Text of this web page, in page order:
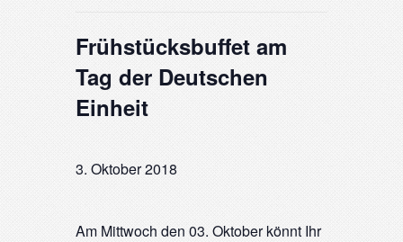
Frühstücksbuffet am
Tag der Deutschen
Einheit
3. Oktober 2018
Am Mittwoch den 03. Oktober könnt Ihr